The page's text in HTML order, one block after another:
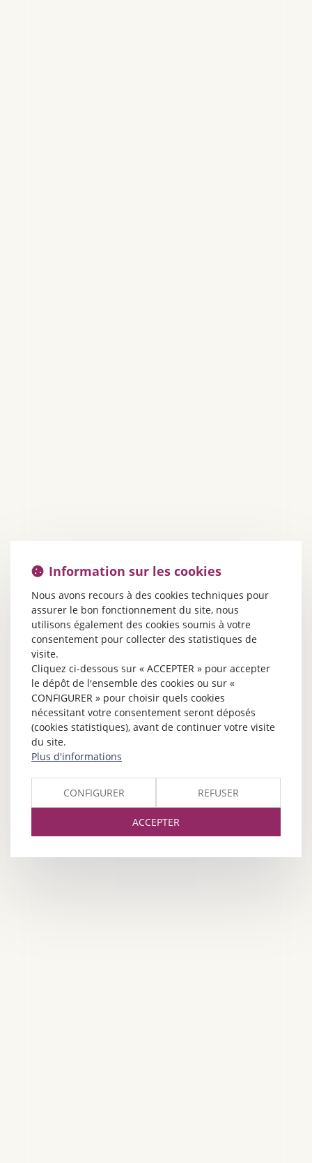
Information sur les cookies
Nous avons recours à des cookies techniques pour
assurer le bon fonctionnement du site, nous
utilisons également des cookies soumis à votre
consentement pour collecter des statistiques de
visite.
Cliquez ci-dessous sur « ACCEPTER » pour accepter
le dépôt de l'ensemble des cookies ou sur «
CONFIGURER » pour choisir quels cookies
nécessitant votre consentement seront déposés
(cookies statistiques), avant de continuer votre visite
du site.
Plus d'informations
CONFIGURER REFUSER
ACCEPTER